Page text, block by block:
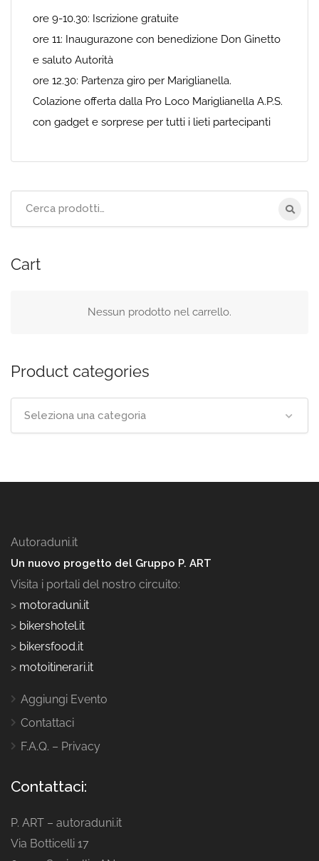
ore 9-10.30: Iscrizione gratuite
ore 11: Inaugurazone con benedizione Don Ginetto
e saluto Autorità
ore 12.30: Partenza giro per Mariglianella.
Colazione offerta dalla Pro Loco Mariglianella A.P.S.
con gadget e sorprese per tutti i lieti partecipanti
Cart
Nessun prodotto nel carrello.
Product categories
Seleziona una categoria
Autoraduni.it
Un nuovo progetto del Gruppo P. ART
Visita i portali del nostro circuito:
> motoraduni.it
> bikershotel.it
> bikersfood.it
> motoitinerari.it
Aggiungi Evento
Contattaci
F.A.Q. – Privacy
Contattaci:
P. ART – autoraduni.it
Via Botticelli 17